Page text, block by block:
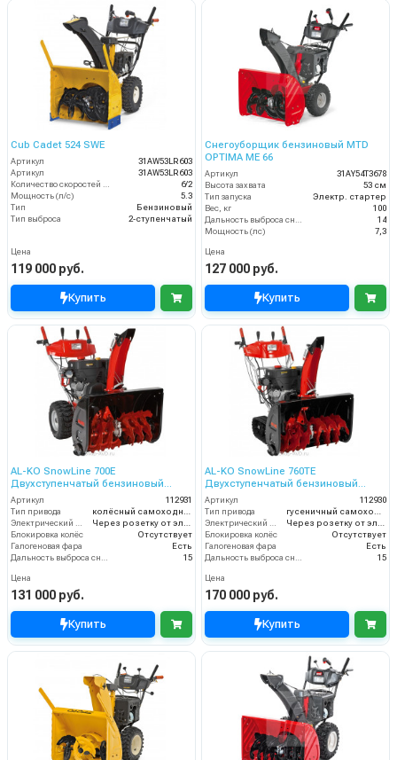
Cub Cadet 524 SWE
Артикул
31AW53LR603
Артикул
31AW53LR603
6/2
Мощность (л/с)
5.3
Тип
Бензиновый
Тип выброса
2-ступенчатый
Цена
119 000 руб.
Купить
Снегоуборщик бензиновый MTD
OPTIMA ME 66
Артикул
31AY54T3678
Высота захвата
53 см
Тип запуска
Электр. стартер
Вес, кг
100
14
Мощность (лс)
7,3
Цена
127 000 руб.
Купить
AL-KO SnowLine 700E
Двухступенчатый бензиновый
снегоуборщик
Артикул
112931
Тип привода
Блокировка колёс
Отсутствует
Галогеновая фара
Есть
15
Цена
131 000 руб.
Купить
AL-KO SnowLine 760TE
Двухступенчатый бензиновый
снегоуборщик
Артикул
112930
Тип привода
Блокировка колёс
Отсутствует
Галогеновая фара
Есть
15
Цена
170 000 руб.
Купить